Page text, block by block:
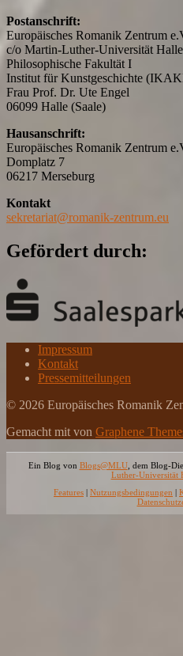
Postanschrift:
Europäisches Romanik Zentrum
c/o Martin-Luther-Universität
Philosophische Fakultät I
Institut für Kunstgeschichte
Frau Prof. Dr. Ute Engel
06099 Halle (Saale)
Hausanschrift:
Europäisches Romanik Zentrum
Domplatz 7
06217 Merseburg
Kontakt
sekretariat@romanik-zentrum.eu
Gefördert durch:
Impressum
Kontakt
Pressemitteilungen
© 2026 Europäisches Romanik
Gemacht mit von Graphene
Ein Blog von Blogs@MLU, dem Blog-
Luther-Universität
Features | Nutzungsbedingungen |